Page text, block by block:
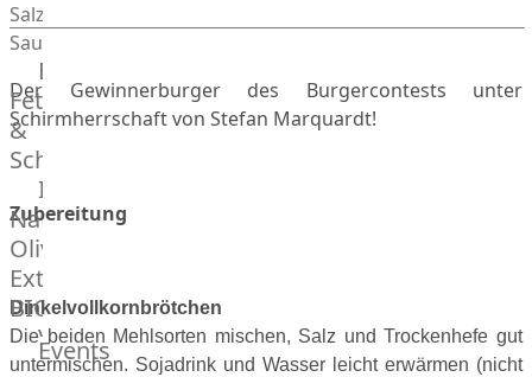
Salz
Saucen
Butter,
Fett
&
Schmalz
ItalianBar
Natives
Olivenöl
Extra
BIO
Veggie
Hardware
Events
Der Gewinnerburger des Burgercontests unter
Schirmherrschaft von Stefan Marquardt!
Zubereitung
Dinkelvollkornbrötchen
Die beiden Mehlsorten mischen, Salz und Trockenhefe gut
untermischen. Sojadrink und Wasser leicht erwärmen (nicht